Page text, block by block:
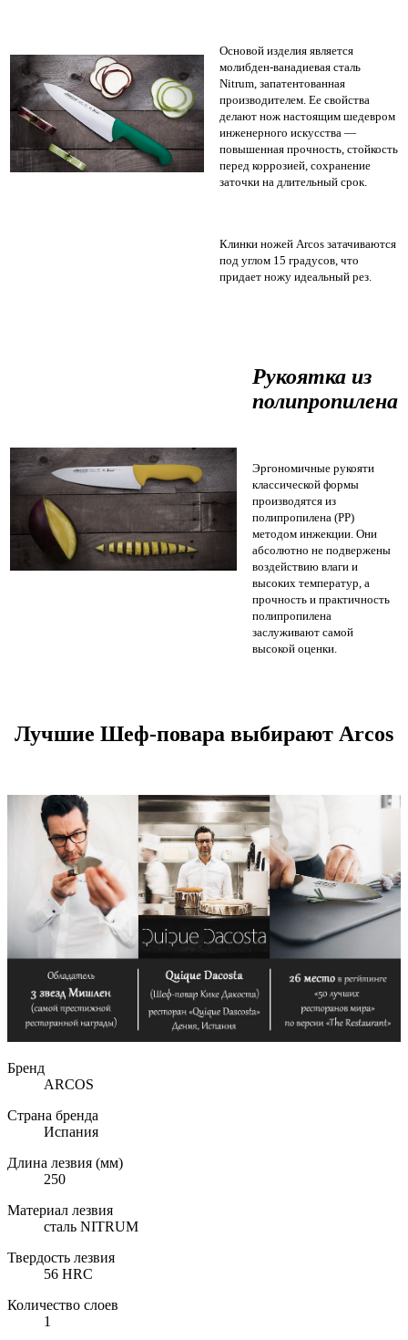
Основой изделия является
молибден-ванадиевая сталь
Nitrum, запатентованная
производителем. Ее свойства
делают нож настоящим шедевром
инженерного искусства —
повышенная прочность, стойкость
перед коррозией, сохранение
заточки на длительный срок.
Клинки ножей Arcos затачиваются
под углом 15 градусов, что
придает ножу идеальный рез.
Рукоятка из
полипропилена
Эргономичные рукояти
классической формы
производятся из
полипропилена (PP)
методом инжекции. Они
абсолютно не подвержены
воздействию влаги и
высоких температур, а
прочность и практичность
полипропилена
заслуживают самой
высокой оценки.
Лучшие Шеф-повара выбирают Arcos
Бренд
ARCOS
Страна бренда
Испания
Длина лезвия (мм)
250
Материал лезвия
сталь NITRUM
Твердость лезвия
56 HRC
Количество слоев
1